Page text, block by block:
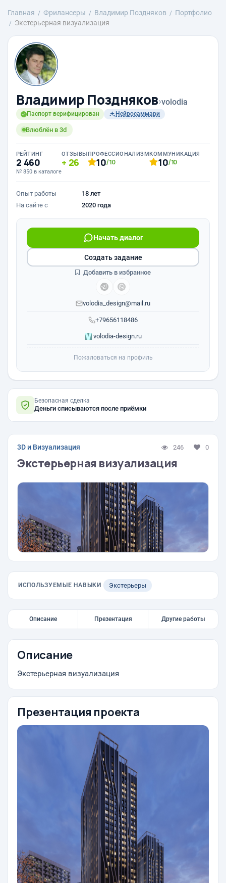
Главная Фрилансеры Владимир Поздняков
Портфолио
Экстерьерная визуализация
Владимир Поздняков›volodia
Паспорт верифицирован Нейросаммари
Влюблён в 3d
РЕЙТИНГ
2 460
№ 850 в каталоге
ОТЗЫВЫ
26
ПРОФЕССИОНАЛИЗМ
10/10
КОММУНИКАЦИЯ
10/10
Опыт работы
18 лет
На сайте с
2020 года
+79656118486
Начать диалог
volodia_design@mail.ru
volodia-design.ru
Создать задание
Добавить в избранное
Пожаловаться на профиль
Безопасная сделка
Деньги списываются после приёмки
3D и Визуализация 246 0
Экстерьерная визуализация
ИСПОЛЬЗУЕМЫЕ НАВЫКИ Экстерьеры
Описание Презентация Другие работы
Описание
Экстерьерная визуализация
Презентация проекта